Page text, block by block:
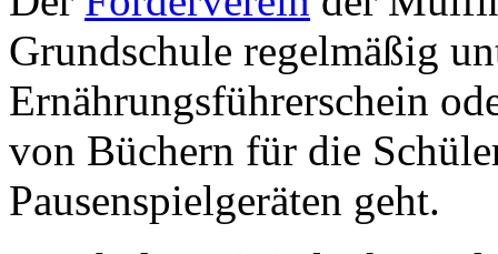
Grundschule regelmäßig
Ernährungsführerschein
von Büchern für die
Pausenspielgeräten geht.